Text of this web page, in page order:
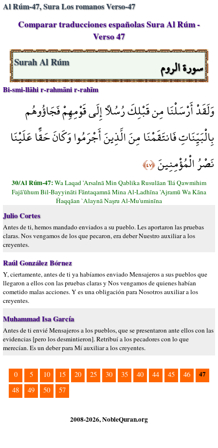
Al Rúm-47, Sura Los romanos Verso-47
Comparar traducciones españolas Sura Al Rúm -
Verso 47
سورة الروم Surah Al Rúm
Bi-smi-llāhi r-rahmāni r-rahīm
وَلَقَدْ أَرْسَلْنَا مِن قَبْلِكَ رُسُلًا إِلَى قَوْمِهِمْ فَجَاؤُوهُم
بِالْبَيِّنَاتِ فَانتَقَمْنَا مِنَ الَّذِينَ أَجْرَمُوا وَكَانَ حَقًّا عَلَيْنَا
نَصْرُ الْمُؤْمِنِينَ﴿٤٧﴾
30/Al Rúm-47:Wa Laqad 'Arsalnā Min Qablika Rusulāan 'Ilá Qawmihim
Fajā'ūhum Bil-Bayyināti Fāntaqamnā Mina Al-Ladhīna 'Ajramū Wa Kāna
Ĥaqqāan `Alaynā Naşru Al-Mu'uminīna
Julio Cortes
Antes de ti, hemos mandado enviados a su pueblo. Les aportaron las pruebas
claras. Nos vengamos de los que pecaron, era deber Nuestro auxiliar a los
creyentes.
Raúl González Bórnez
Y, ciertamente, antes de ti ya habíamos enviado Mensajeros a sus pueblos que
llegaron a ellos con las pruebas claras y Nos vengamos de quienes habían
cometido malas acciones. Y es una obligación para Nosotros auxiliar a los
creyentes.
Muhammad Isa García
Antes de ti envié Mensajeros a los pueblos, que se presentaron ante ellos con las
evidencias [pero los desmintieron]. Retribuí a los pecadores con lo que
merecían. Es un deber para Mí auxiliar a los creyentes.
0 5 10 15 20 25 30 35 40 44 45 46 47
48 49 50 57
2008-2026, NobleQuran.org